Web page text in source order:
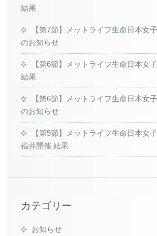
結果
【第7節】メットライフ生命日本女
のお知らせ
【第6節】メットライフ生命日本女
結果
【第6節】メットライフ生命日本女
のお知らせ
【第5節】メットライフ生命日本女
福井開催 結果
カテゴリー
お知らせ